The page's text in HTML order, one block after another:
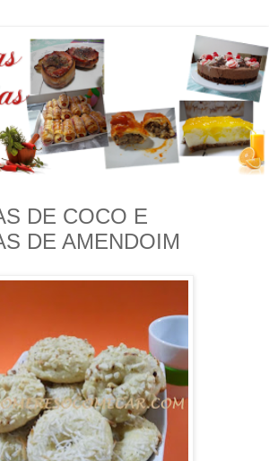
DE COCO E
DE AMENDOIM